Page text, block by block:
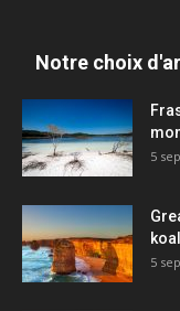
Notre choix
5
5